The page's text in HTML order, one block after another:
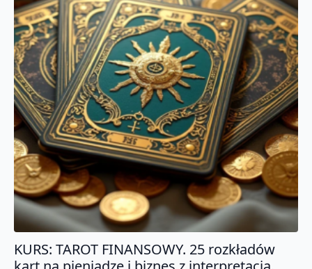
KURS: TAROT FINANSOWY. 25 rozkładów